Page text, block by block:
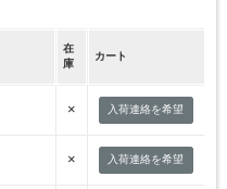
在
庫
カート
× 入荷連絡を希望
× 入荷連絡を希望